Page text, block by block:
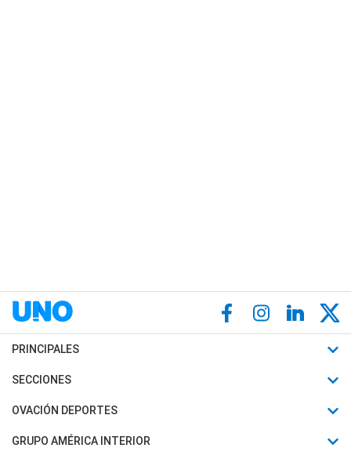
PRINCIPALES
Últimas Noticias
Política
SECCIONES
Horóscopo
Motores
OVACIÓN DEPORTES
Fútbol
GRUPO AMÉRICA INTERIOR